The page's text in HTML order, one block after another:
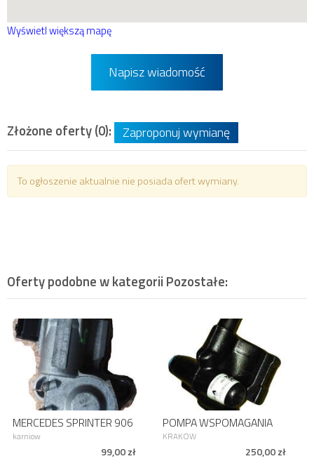
Wyświetl większą mapę
Napisz wiadomość
Złożone oferty (0): Zaproponuj wymianę
To ogłoszenie aktualnie nie posiada ofert wymiany.
Oferty podobne w kategorii Pozostałe:
MERCEDES SPRINTER 906
blokada KIEROWNICY
karniow
99,00 zł
POMPA WSPOMAGANIA
RENAULT LAGUNA II
KRAKOW
250,00 zł